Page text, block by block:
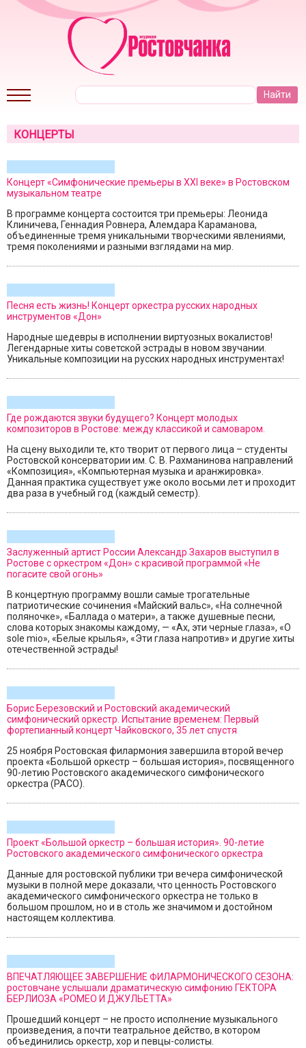
КОНЦЕРТЫ
Концерт «Симфонические премьеры в XXI веке» в Ростовском
музыкальном театре
В программе концерта состоится три премьеры: Леонида
Клиничева, Геннадия Ровнера, Алемдара Караманова,
объединенные тремя уникальными творческими явлениями,
тремя поколениями и разными взглядами на мир.
Песня есть жизнь! Концерт оркестра русских народных
инструментов «Дон»
Народные шедевры в исполнении виртуозных вокалистов!
Легендарные хиты советской эстрады в новом звучании.
Уникальные композиции на русских народных инструментах!
Где рождаются звуки будущего? Концерт молодых
композиторов в Ростове: между классикой и самоваром.
На сцену выходили те, кто творит от первого лица – студенты
Ростовской консерватории им. С. В. Рахманинова направлений
«Композиция», «Компьютерная музыка и аранжировка».
Данная практика существует уже около восьми лет и проходит
два раза в учебный год (каждый семестр).
Заслуженный артист России Александр Захаров выступил в
Ростове с оркестром «Дон» с красивой программой «Не
погасите свой огонь»
В концертную программу вошли самые трогательные
патриотические сочинения «Майский вальс», «На солнечной
поляночке», «Баллада о матери», а также душевные песни,
слова которых знакомы каждому, — «Ах, эти черные глаза», «O
sole mio», «Белые крылья», «Эти глаза напротив» и другие хиты
отечественной эстрады!
Борис Березовский и Ростовский академический
симфонический оркестр. Испытание временем: Первый
фортепианный концерт Чайковского, 35 лет спустя
25 ноября Ростовская филармония завершила второй вечер
проекта «Большой оркестр – большая история», посвященного
90-летию Ростовского академического симфонического
оркестра (РАСО).
Проект «Большой оркестр – большая история». 90-летие
Ростовского академического симфонического оркестра
Данные для ростовской публики три вечера симфонической
музыки в полной мере доказали, что ценность Ростовского
академического симфонического оркестра не только в
большом прошлом, но и в столь же значимом и достойном
настоящем коллектива.
ВПЕЧАТЛЯЮЩЕЕ ЗАВЕРШЕНИЕ ФИЛАРМОНИЧЕСКОГО СЕЗОНА:
ростовчане услышали драматическую симфонию ГЕКТОРА
БЕРЛИОЗА «РОМЕО И ДЖУЛЬЕТТА»
Прошедший концерт – не просто исполнение музыкального
произведения, а почти театральное действо, в котором
объединились оркестр, хор и певцы-солисты.